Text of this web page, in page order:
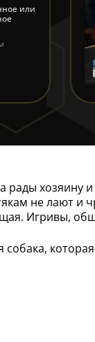
или
хозяину
не лают и
Игривы,